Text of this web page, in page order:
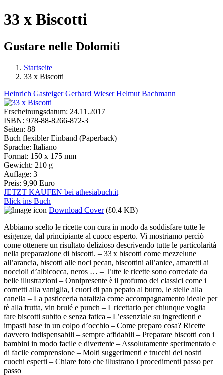
33 x Biscotti
Gustare nelle Dolomiti
Sie sind hier
Startseite
33 x Biscotti
Heinrich Gasteiger Gerhard Wieser Helmut Bachmann
Erscheinungsdatum: 24.11.2017
ISBN: 978-88-8266-872-3
Seiten: 88
Buch flexibler Einband (Paperback)
Sprache: Italiano
Format: 150 x 175 mm
Gewicht: 210 g
Auflage: 3
Preis: 9,90 Euro
JETZT KAUFEN bei athesiabuch.it
Blick ins Buch
Download Cover (80.4 KB)
Abbiamo scelto le ricette con cura in modo da soddisfare tutte le
esigenze, dal principiante al cuoco esperto. Vi mostriamo perciò
come ottenere un risultato delizioso descrivendo tutte le particolarità
nella preparazione di biscotti. – 33 x biscotti come mezzelune
all’arancia, biscotti alle noci pecan, biscottini all’anice, amaretti ai
noccioli d’albicocca, neros … – Tutte le ricette sono corredate da
belle illustrazioni – Onnipresente è il profumo dei classici come i
cornetti alla vaniglia, i cuori di pan pepato al burro, le stelle alla
canella – La pasticceria natalizia come accompagnamento ideale per
tè alla frutta, vin brulé e punch – Il ricettario per chiunque voglia
fare biscotti subito e senza fatica – L’essenziale su ingredienti e
impasti base in un colpo d’occhio – Come preparo cosa? Ricette
davvero indispensabili – sempre affidabili – Preparare biscotti con i
bambini in modo facile e divertente – Assolutamente sperimentato e
di facile comprensione – Molti suggerimenti e trucchi dei nostri
cuochi esperti – Chiare foto che illustrano i procedimenti passo per
passo